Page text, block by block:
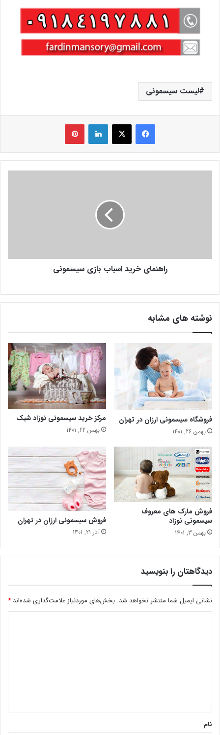
لیست سیسمونی
فیس بوک X لینکدین ‫پین‌ترست
راهنمای خرید اسباب بازی سیسمونی
نوشته های مشابه
فروشگاه سیسمونی ارزان در تهران
بهمن 26, 1401
مرکز خرید سیسمونی نوزاد شیک
بهمن 22, 1401
فروش مارک های معروف
سیسمونی نوزاد
بهمن 3, 1401
فروش سیسمونی ارزان در تهران
آذر 21, 1401
دیدگاهتان را بنویسید
نشانی ایمیل شما منتشر نخواهد شد. بخش‌های موردنیاز علامت‌گذاری شده‌اند *
نام